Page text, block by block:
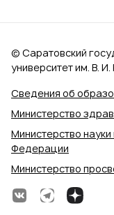
Сведения об
Министерство
Министерство
Федерации
Министерство
© Саратовский
университет им. В.